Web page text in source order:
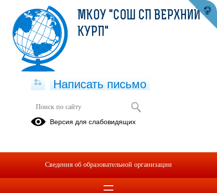
МКОУ "СОШ СП ВЕРХНИЙ
КУРП"
Написать письмо
Версия для слабовидящих
Сведения об образовательной организации